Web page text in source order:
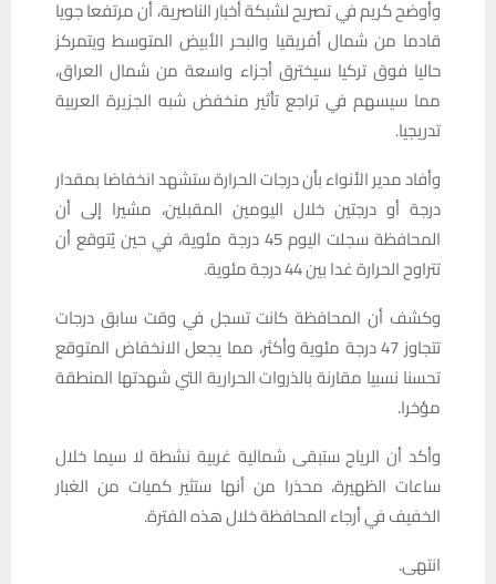
وأوضح كريم في تصريح لشبكة أخبار الناصرية، أن مرتفعا جويا
قادما من شمال أفريقيا والبحر الأبيض المتوسط ويتمركز
حاليا فوق تركيا سيخترق أجزاء واسعة من شمال العراق،
مما سيسهم في تراجع تأثير منخفض شبه الجزيرة العربية
تدريجيا.
وأفاد مدير الأنواء بأن درجات الحرارة ستشهد انخفاضا بمقدار
درجة أو درجتين خلال اليومين المقبلين، مشيرا إلى أن
المحافظة سجلت اليوم 45 درجة مئوية، في حين يُتوقع أن
تتراوح الحرارة غدا بين 44 درجة مئوية.
وكشف أن المحافظة كانت تسجل في وقت سابق درجات
تتجاوز 47 درجة مئوية وأكثر، مما يجعل الانخفاض المتوقع
تحسنا نسبيا مقارنة بالذروات الحرارية التي شهدتها المنطقة
مؤخرا.
وأكد أن الرياح ستبقى شمالية غربية نشطة لا سيما خلال
ساعات الظهيرة، محذرا من أنها ستثير كميات من الغبار
الخفيف في أرجاء المحافظة خلال هذه الفترة.
انتهى.